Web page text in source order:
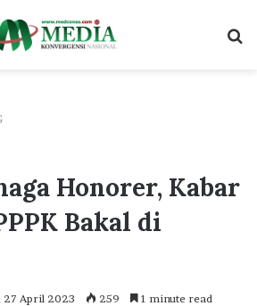
Honorer, Kabar
Bakal di
27 April 2023 259 1 minute read